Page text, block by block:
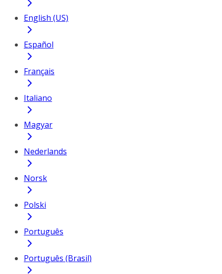
English (US)
Español
Français
Italiano
Magyar
Nederlands
Norsk
Polski
Português
Português (Brasil)